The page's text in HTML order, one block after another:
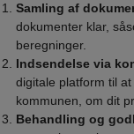
Samling af
dokumenter klar,
beregninger.
Indsendelse via
digitale platform til
kommunen, om dit
Behandling og